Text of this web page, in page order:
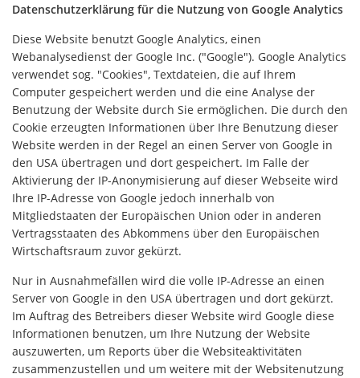
Datenschutzerklärung für die Nutzung von Google Analytics
Diese Website benutzt Google Analytics, einen
Webanalysedienst der Google Inc. ("Google"). Google Analytics
verwendet sog. "Cookies", Textdateien, die auf Ihrem
Computer gespeichert werden und die eine Analyse der
Benutzung der Website durch Sie ermöglichen. Die durch den
Cookie erzeugten Informationen über Ihre Benutzung dieser
Website werden in der Regel an einen Server von Google in
den USA übertragen und dort gespeichert. Im Falle der
Aktivierung der IP-Anonymisierung auf dieser Webseite wird
Ihre IP-Adresse von Google jedoch innerhalb von
Mitgliedstaaten der Europäischen Union oder in anderen
Vertragsstaaten des Abkommens über den Europäischen
Wirtschaftsraum zuvor gekürzt.
Nur in Ausnahmefällen wird die volle IP-Adresse an einen
Server von Google in den USA übertragen und dort gekürzt.
Im Auftrag des Betreibers dieser Website wird Google diese
Informationen benutzen, um Ihre Nutzung der Website
auszuwerten, um Reports über die Websiteaktivitäten
zusammenzustellen und um weitere mit der Websitenutzung